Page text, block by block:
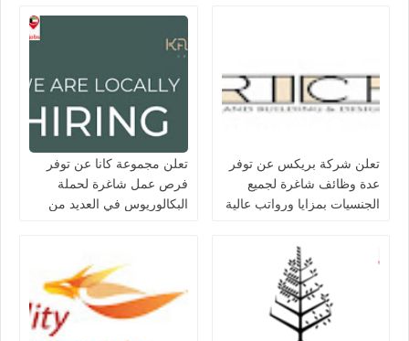
تعلن شركة بريكس عن توفر
عدة وظائف شاغرة لجميع
الجنسيات بمزايا ورواتب عالية
تعلن مجموعة كانا عن توفر
فرص عمل شاغرة لحملة
البكالوريوس في العديد من